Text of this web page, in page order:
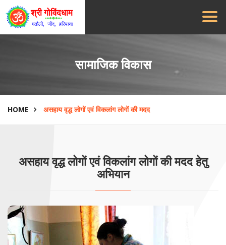
सामाजिक विकास
HOME असहाय वृद्ध लोगों एवं विकलांग लोगों की मदद
असहाय वृद्ध लोगों एवं विकलांग लोगों की मदद हेतु
अभियान